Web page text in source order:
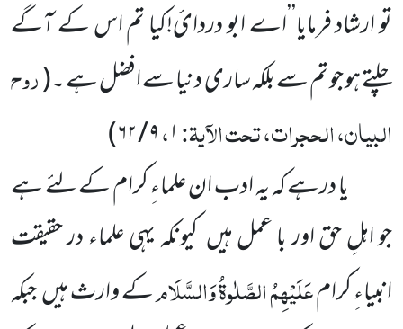
تو ارشاد فرمایا’’اے ابو دردائ!کیا تم اس کے آگے
چلتے ہو جو تم سے بلکہ ساری دنیا سے افضل ہے ۔(روح
البیان، الحجرات، تحت الآیۃ:۱،۹ / ۶۲
)
یا درہے کہ یہ ادب ان علماءِ کرام کے لئے ہے
جو اہلِ حق اور با عمل ہیں کیونکہ یہی علماء در حقیقت
انبیاءِ کرامعَلَیْہِمُ الصَّلٰوۃُ وَالسَّلَامکے وارث ہیں جبکہ